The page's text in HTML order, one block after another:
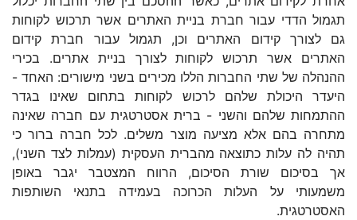
תגמול הדדי עבור חברת בניית האתרים אשר תרכוש לקוחות
גם לצורך קידום האתרים וכן, תגמול עבור חברת קידום
האתרים אשר תרכוש לקוחות לצורך בניית אתרים. בכירי
ההנהלה של שתי החברות הללו מכירים בשני מישורים: האחד -
היעדר היכולת שלהם לרכוש לקוחות בתחום שאינו בגדר
ההתמחות שלהם והשני - ברית אסטרטגית עם חברה שאינה
מתחרה בהם אלא מציעה מוצר משלים. לכל חברה ברור כי
תהיה לה עלות כתוצאה מהברית העסקית (עמלות לצד השני),
אך בסיכום שורת הסיכום, הרווח המצטבר יגבר באופן
משמעותי על העלות הכרוכה בעמידה בתנאי השותפות
האסטרטגית.